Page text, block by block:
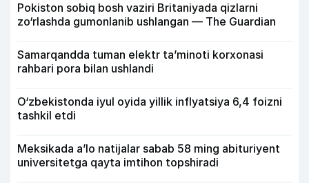
Pokiston sobiq bosh vaziri Britaniyada qizlarni
zo‘rlashda gumonlanib ushlangan — The Guardian
Samarqandda tuman elektr ta’minoti korxonasi
rahbari pora bilan ushlandi
O‘zbekistonda iyul oyida yillik inflyatsiya 6,4 foizni
tashkil etdi
Meksikada a’lo natijalar sabab 58 ming abituriyent
universitetga qayta imtihon topshiradi